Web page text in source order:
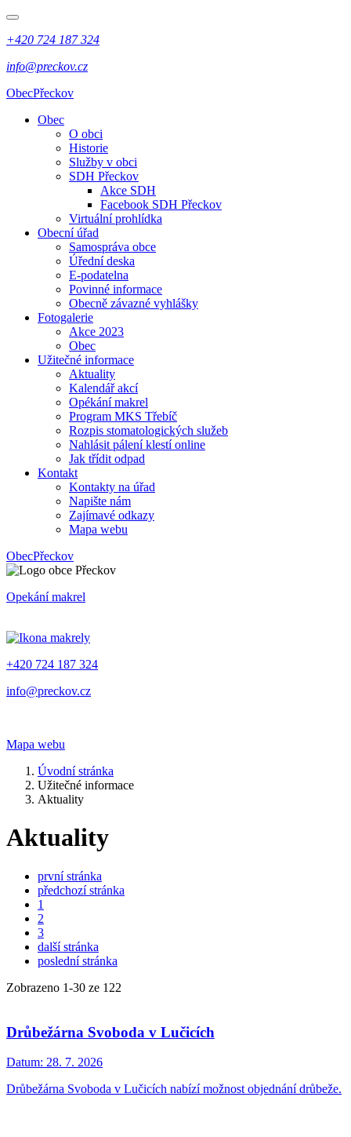
+420 724 187 324
info@preckov.cz
ObecPřeckov
Obec
O obci
Historie
Služby v obci
SDH Přeckov
Akce SDH
Facebook SDH Přeckov
Virtuální prohlídka
Obecní úřad
Samospráva obce
Úřední deska
E-podatelna
Povinné informace
Obecně závazné vyhlášky
Fotogalerie
Akce 2023
Obec
Užitečné informace
Aktuality
Kalendář akcí
Opékání makrel
Program MKS Třebíč
Rozpis stomatologických služeb
Nahlásit pálení klestí online
Jak třídit odpad
Kontakt
Kontakty na úřad
Napište nám
Zajímavé odkazy
Mapa webu
ObecPřeckov
Opekání makrel
+420 724 187 324
info@preckov.cz
Mapa webu
Úvodní stránka
Užitečné informace
Aktuality
Aktuality
první stránka
předchozí stránka
1
2
3
další stránka
poslední stránka
Zobrazeno 1-30 ze 122
Drůbežárna Svoboda v Lučicích
Datum: 28. 7. 2026
Drůbežárna Svoboda v Lučicích nabízí možnost objednání drůbeže.